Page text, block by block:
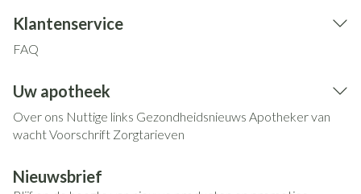
Klantenservice
FAQ
Uw apotheek
Over ons Nuttige links Gezondheidsnieuws Apotheker van
wachtVoorschrift Zorgtarieven
Nieuwsbrief